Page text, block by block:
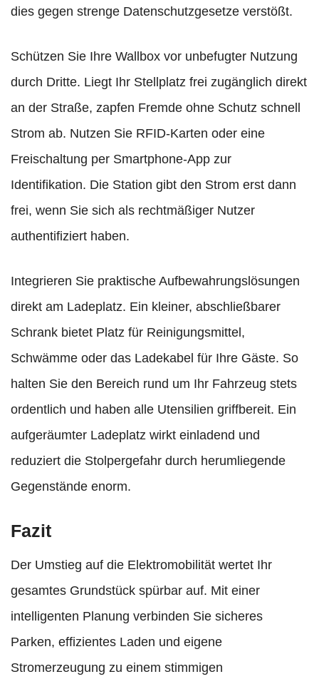
dies gegen strenge Datenschutzgesetze verstößt.
Schützen Sie Ihre Wallbox vor unbefugter Nutzung
durch Dritte. Liegt Ihr Stellplatz frei zugänglich direkt
an der Straße, zapfen Fremde ohne Schutz schnell
Strom ab. Nutzen Sie RFID-Karten oder eine
Freischaltung per Smartphone-App zur
Identifikation. Die Station gibt den Strom erst dann
frei, wenn Sie sich als rechtmäßiger Nutzer
authentifiziert haben.
Integrieren Sie praktische Aufbewahrungslösungen
direkt am Ladeplatz. Ein kleiner, abschließbarer
Schrank bietet Platz für Reinigungsmittel,
Schwämme oder das Ladekabel für Ihre Gäste. So
halten Sie den Bereich rund um Ihr Fahrzeug stets
ordentlich und haben alle Utensilien griffbereit. Ein
aufgeräumter Ladeplatz wirkt einladend und
reduziert die Stolpergefahr durch herumliegende
Gegenstände enorm.
Fazit
Der Umstieg auf die Elektromobilität wertet Ihr
gesamtes Grundstück spürbar auf. Mit einer
intelligenten Planung verbinden Sie sicheres
Parken, effizientes Laden und eigene
Stromerzeugung zu einem stimmigen